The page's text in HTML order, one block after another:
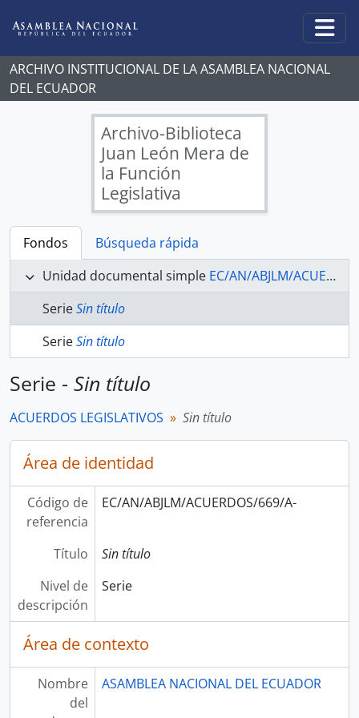
ARCHIVO INSTITUCIONAL DE LA ASAMBLEA NACIONAL
DEL ECUADOR
Archivo-Biblioteca
Juan León Mera de
la Función
Legislativa
Fondos
Búsqueda rápida
Unidad documental simple EC/AN/ABJLM/ACUERDOS/669/A - ACUERDOS LEGISLATIVOS
SerieSin título
SerieSin título
Serie - Sin título
ACUERDOS LEGISLATIVOS Sin título
Área de identidad
Código de
referencia
EC/AN/ABJLM/ACUERDOS/669/A-
Título
Sin título
Nivel de
descripción
Serie
Área de contexto
Nombre
del
ASAMBLEA NACIONAL DEL ECUADOR